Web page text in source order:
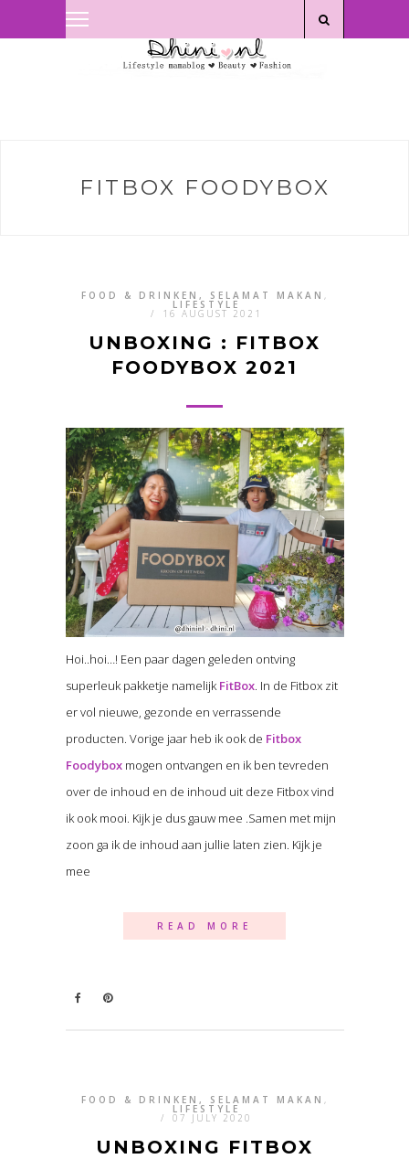
FITBOX FOODYBOX
FOOD & DRINKEN, SELAMAT MAKAN ,
LIFESTYLE
/ 16 AUGUST 2021
UNBOXING : FITBOX
FOODYBOX 2021
Hoi..hoi…! Een paar dagen geleden ontving
superleuk pakketje namelijkFitBox. In de Fitbox zit
er vol nieuwe, gezonde en verrassende
producten. Vorige jaar heb ik ook de Fitbox
Foodyboxmogen ontvangen en ik ben tevreden
over de inhoud en de inhoud uit deze Fitbox vind
ik ook mooi. Kijk je dus gauw mee .Samen met mijn
zoon ga ik de inhoud aan jullie laten zien. Kijk je
mee
READ MORE
FOOD & DRINKEN, SELAMAT MAKAN
LIFESTYLE
/ 07 JULY 2020
UNBOXING FITBOX